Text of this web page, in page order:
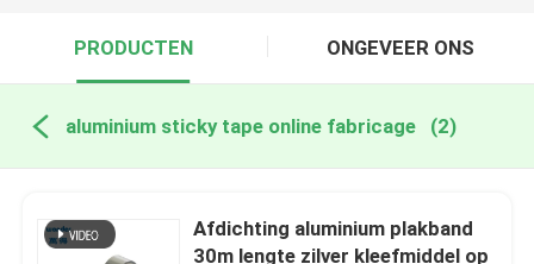
PRODUCTEN ONGEVEER ONS
aluminium sticky tape online fabricage (2)
Afdichting aluminium plakband
30m lengte zilver kleefmiddel op